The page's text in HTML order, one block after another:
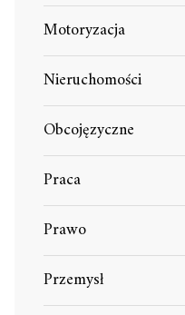
Motoryzacja
Nieruchomości
Obcojęzyczne
Praca
Prawo
Przemysł